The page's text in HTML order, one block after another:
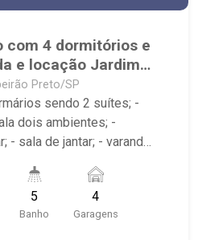
com 4 dormitórios e
e locação Jardim
Preto/SP
sendo 2 suítes; -
dois ambientes; -
- sala de jantar; - varanda
box e espelho; - lavabo;
lateral; - área de serviço
de garagem cobertas; -
5
Banho
4
Garagens